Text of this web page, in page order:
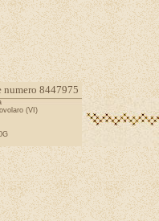
8447975
(VI)